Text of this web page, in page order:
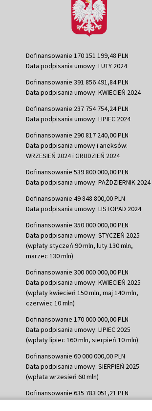
Dofinansowanie 170 151 199,48 PLN
Data podpisania umowy: LUTY 2024
Dofinansowanie 391 856 491,84 PLN
Data podpisania umowy: KWIECIEŃ 2024
Dofinansowanie 237 754 754,24 PLN
Data podpisania umowy: LIPIEC 2024
Dofinansowanie 290 817 240,00 PLN
Data podpisania umowy i aneksów:
WRZESIEŃ 2024 i GRUDZIEŃ 2024
Dofinansowanie 539 800 000,00 PLN
Data podpisania umowy: PAŹDZIERNIK 2024
Dofinansowanie 49 848 800,00 PLN
Data podpisania umowy: LISTOPAD 2024
Dofinansowanie 350 000 000,00 PLN
Data podpisania umowy: STYCZEŃ 2025
(wpłaty styczeń 90 mln, luty 130 mln,
marzec 130 mln)
Dofinansowanie 300 000 000,00 PLN
Data podpisania umowy: KWIECIEŃ 2025
(wpłaty kwiecień 150 mln, maj 140 mln,
czerwiec 10 mln)
Dofinansowanie 170 000 000,00 PLN
Data podpisania umowy: LIPIEC 2025
(wpłaty lipiec 160 mln, sierpień 10 mln)
Dofinansowanie 60 000 000,00 PLN
Data podpisania umowy: SIERPIEŃ 2025
(wpłata wrzesień 60 mln)
Dofinansowanie 635 783 051,21 PLN